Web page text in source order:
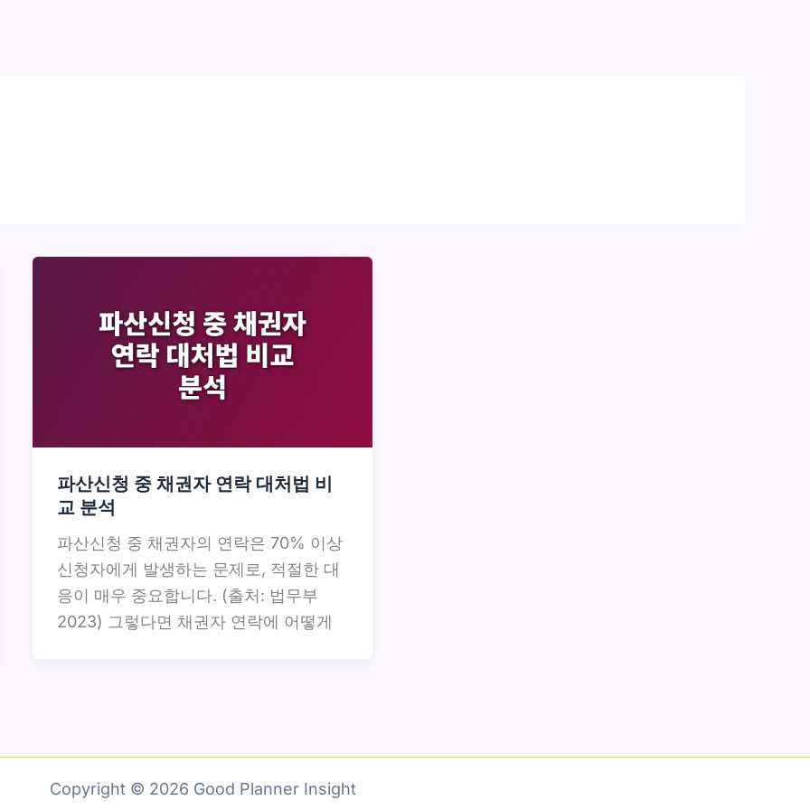
파산신청 중 채권자 연락 대처법 비
교 분석
파산신청 중 채권자의 연락은 70% 이상
신청자에게 발생하는 문제로, 적절한 대
응이 매우 중요합니다. (출처: 법무부
2023) 그렇다면 채권자 연락에 어떻게
Copyright © 2026 Good Planner Insight